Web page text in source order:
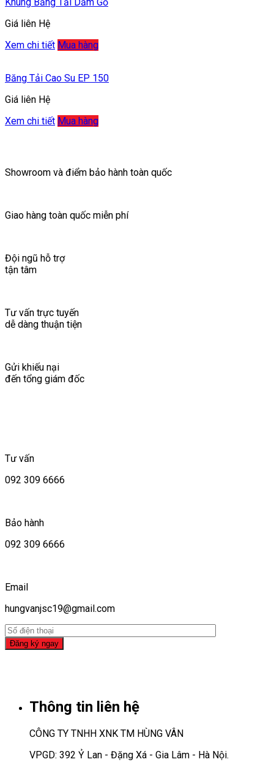
Giá liên Hệ
Xem chi tiết Mua hàng
Băng Tải Cao Su EP 150
Giá liên Hệ
Xem chi tiết Mua hàng
Showroom và điểm bảo hành toàn quốc
Giao hàng toàn quốc miễn phí
Đội ngũ hỗ trợ
tận tâm
Tư vấn trực tuyến
dễ dàng thuận tiện
Gửi khiếu nại
đến tổng giám đốc
Tư vấn
092 309 6666
Bảo hành
092 309 6666
Email
hungvanjsc19@gmail.com
Thông tin liên hệ
CÔNG TY TNHH XNK TM HÙNG VÂN
VPGD: 392 Ỷ Lan - Đặng Xá - Gia Lâm - Hà Nội.